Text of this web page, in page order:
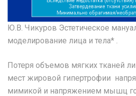
Ю.В. Чикуров Эстетическое
моделирование лица и тела* .
Потеря объемов мягких тканей
мест жировой гипертрофии
мимикой и напряжением мышц